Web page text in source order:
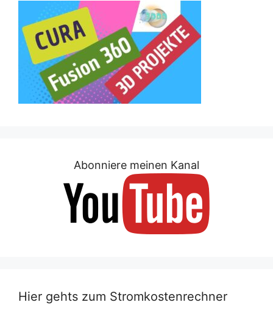
Abonniere meinen Kanal
Hier gehts zum Stromkostenrechner